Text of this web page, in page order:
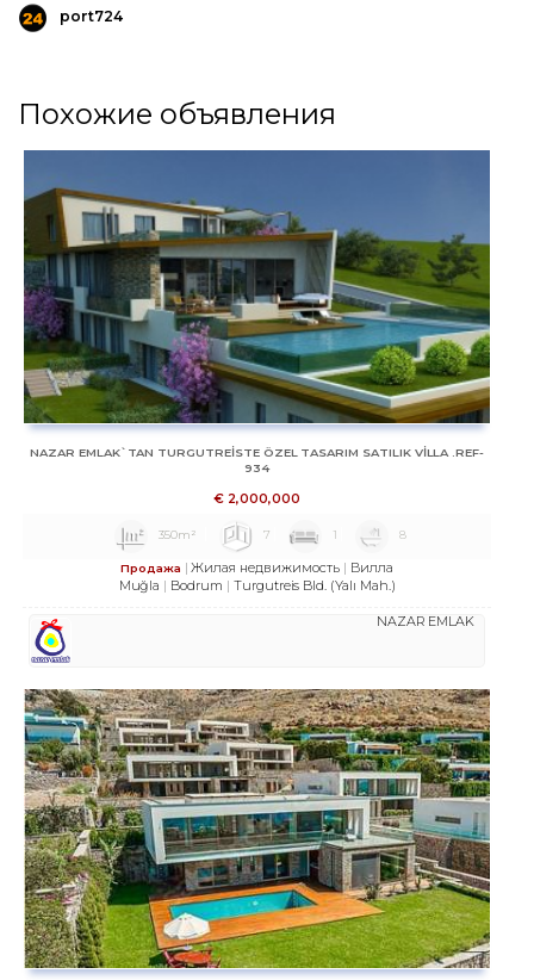
port724
Похожие объявления
NAZAR EMLAK`TAN TURGUTREİSTE ÖZEL TASARIM SATILIK VİLLA .REF-
934
€ 2,000,000
350m² 7 1 8
Продажа Жилая недвижимость
Вилла
Muğla
Bodrum Turgutreis Bld. (Yalı Mah.)
NAZAR EMLAK